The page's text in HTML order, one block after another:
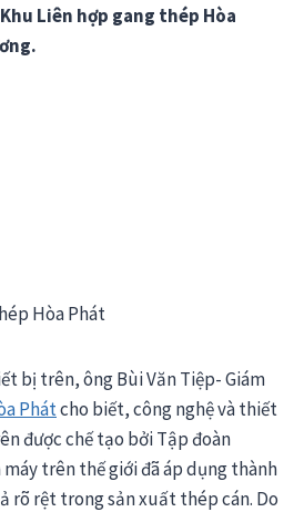
Liên hợp gang thép Hòa
Hòa Phát
bị trên, ông Bùi Văn Tiệp- Giám
Phátcho biết, công nghệ và thiết
được chế tạo bởi Tập đoàn
trên thế giới đã áp dụng thành
rõ rệt trong sản xuất thép cán. Do